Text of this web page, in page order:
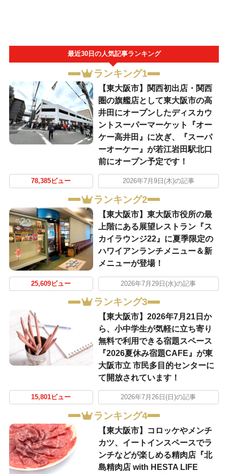
最近30日の人気記事ランキング
ランキング1
【東大阪市】関西初出店・関西
圏の旗艦店として東大阪市の高
井田にオープンしたディスカウ
ントスーパーマーケット『オー
ケー高井田』に次ぎ、『スーパ
ーオーケー』が若江岩田駅北口
前にオープン予定です！
78,385ビュー 2026年7月9日(木)の記事
ランキング2
【東大阪市】東大阪市役所の最
上階にある展望レストラン『ス
カイラウンジ22』に夏季限定の
ハワイアンランチメニュー＆新
メニューが登場！
25,609ビュー 2026年7月29日(水)の記事
ランキング3
【東大阪市】2026年7月21日か
ら、小中学生が気軽に立ち寄り
無料で利用できる宿題スペース
『2026夏休み宿題CAFE』が東
大阪市立 市民多目的センターに
て開放されています！
15,801ビュー 2026年7月26日(日)の記事
ランキング4
【東大阪市】コロッケやメンチ
カツ、イートインスペースでラ
ンチなどが楽しめる精肉店『北
島精肉店 with HESTA LIFE